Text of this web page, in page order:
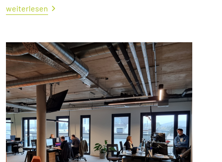
weiterlesen